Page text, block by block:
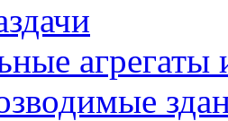
агрегаты